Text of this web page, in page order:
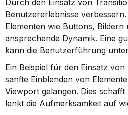
Durch den Einsatz von
Benutzererlebnisse
Elementen wie Buttons, Bildern
ansprechende Dynamik. Eine
kann die Benutzerführung
Ein Beispiel für den Einsatz von
sanfte Einblenden von
Viewport gelangen. Dies
lenkt die Aufmerksamkeit auf